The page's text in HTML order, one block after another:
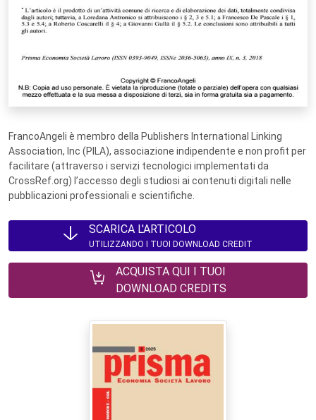
FrancoAngeli è membro della Publishers International Linking
Association, Inc (PILA), associazione indipendente e non profit per
facilitare (attraverso i servizi tecnologici implementati da
CrossRef.org) l’accesso degli studiosi ai contenuti digitali nelle
pubblicazioni professionali e scientifiche.
SCARICA L'ARTICOLO
UTILIZZANDO I TUOI DOWNLOAD CREDIT
ACQUISTA QUI I TUOI
DOWNLOAD CREDITS